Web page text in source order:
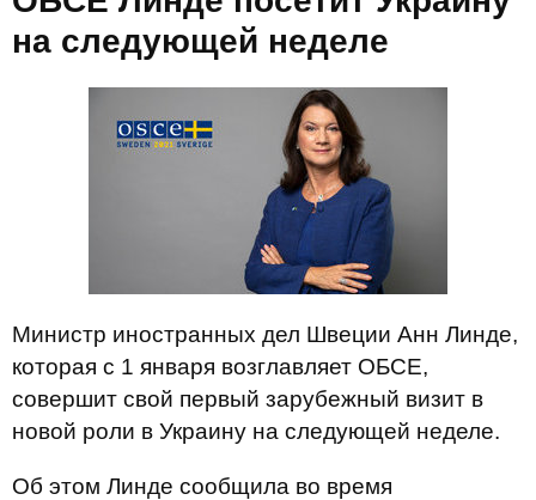
на следующей неделе
Министр иностранных дел Швеции Анн Линде,
которая с 1 января возглавляет ОБСЕ,
совершит свой первый зарубежный визит в
новой роли в Украину на следующей неделе.
Об этом Линде сообщила во время